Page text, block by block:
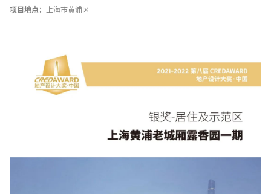
项目地点： 上海市黄浦区